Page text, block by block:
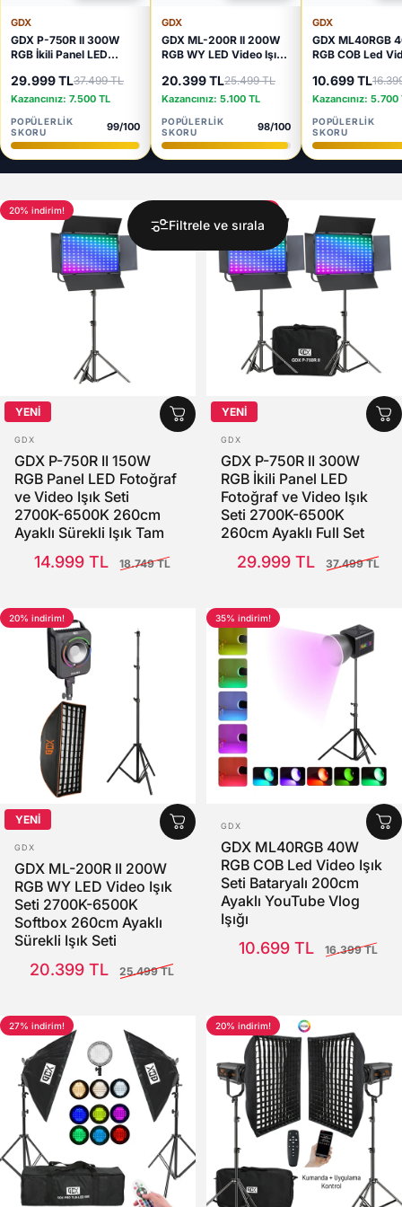
GDX
GDX P-750R II 300W
RGB İkili Panel LED
Seti 2700K-6500K
260cm Ayaklı Full Set
29.999 TL37.499 TL
Kazancınız: 7.500 TL
POPÜLERLIK
SKORU
99/100
GDX
GDX ML-200R II 200W
RGB WY LED Video Işık
Softbox 260cm Ayaklı
Sürekli Işık Seti
20.399 TL25.499 TL
Kazancınız: 5.100 TL
POPÜLERLIK
SKORU
98/100
GDX
GDX ML40RGB
RGB COB Led
Ayaklı YouTube
Işığı
10.699 TL
Kazancınız: 5.700
POPÜLERLIK
SKORU
Filtrele ve sırala
20% indirim!
YENİ
SATICI:
GDX
GDX P-750R II 150W
RGB Panel LED Fotoğraf
ve Video Işık Seti
2700K-6500K 260cm
Ayaklı Sürekli Işık Tam
14.999 TL
18.749 TL
YENİ
SATICI:
GDX
GDX P-750R II 300W
RGB İkili Panel LED
Fotoğraf ve Video Işık
Seti 2700K-6500K
260cm Ayaklı Full Set
29.999 TL
37.499 TL
20% indirim!
YENİ
SATICI:
GDX
GDX ML-200R II 200W
RGB WY LED Video Işık
Seti 2700K-6500K
Softbox 260cm Ayaklı
Sürekli Işık Seti
20.399 TL
25.499 TL
35% indirim!
SATICI:
GDX
GDX ML40RGB 40W
RGB COB Led Video Işık
Seti Bataryalı 200cm
Ayaklı YouTube Vlog
Işığı
10.699 TL
16.399 TL
27% indirim! 20% indirim!